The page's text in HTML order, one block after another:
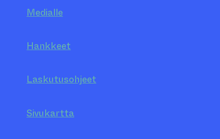
Medialle
Hankkeet
Laskutusohjeet
Sivukartta